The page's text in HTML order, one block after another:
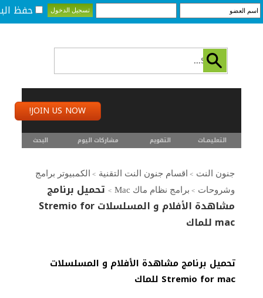
حفظ
JOIN US NOW!
التعليمـــات التقويم مشاركات اليوم البحث
جنون النت > اقسام جنون النت التقنية >
الكمبيوتر برامج
وشروحات > برامج نظام ماك Mac > تحميل برنامج
مشاهدة الأفلام و المسلسلات Stremio for
mac للماك
تحميل برنامج مشاهدة الأفلام و المسلسلات
Stremio for mac للماك